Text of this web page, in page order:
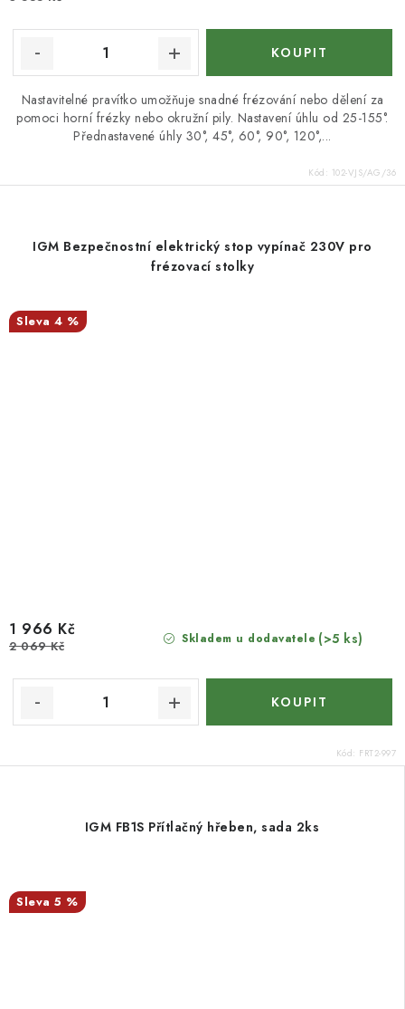
Nastavitelné pravítko umožňuje snadné frézování nebo dělení za
pomoci horní frézky nebo okružní pily. Nastavení úhlu od 25-155°.
Přednastavené úhly 30°, 45°, 60°, 90°, 120°,...
Kód: 102-VJS/AG/36
IGM Bezpečnostní elektrický stop vypínač 230V pro
frézovací stolky
4 %
Skladem u dodavatele (>5 ks)
1 966 Kč
2 069 Kč
Kód: FRT2-997
IGM FB1S Přítlačný hřeben, sada 2ks
5 %